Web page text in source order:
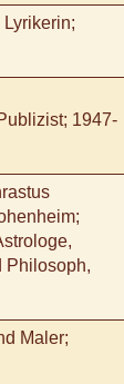
1947-
Philosoph,
Maler;